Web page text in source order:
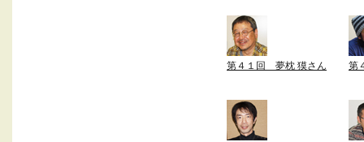
第４１回 夢枕 獏さん 第